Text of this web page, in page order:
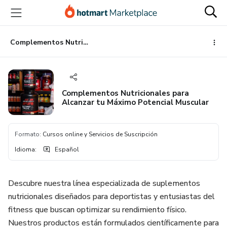
principal
página
de
página
Complementos Nutricionales para Alcanzar tu Máximo Potencial Muscular
Complementos Nutricionales para
Alcanzar tu Máximo Potencial Muscular
Formato: Cursos online y Servicios de Suscripción
Idioma: Español
Descubre nuestra línea especializada de suplementos
nutricionales diseñados para deportistas y entusiastas del
fitness que buscan optimizar su rendimiento físico.
Nuestros productos están formulados científicamente para